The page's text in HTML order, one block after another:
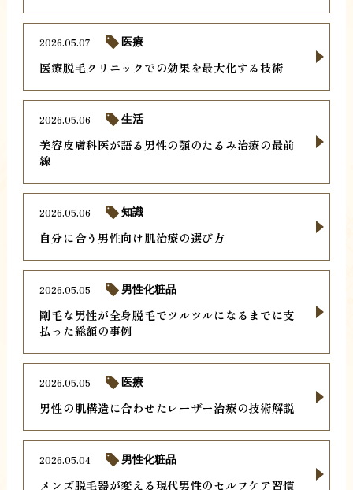
医療脱毛クリニックでの効果を最大化する技術
2026.05.07 医療
美容皮膚科医が語る男性の顎のたるみ治療の最前
線
2026.05.06 生活
自分に合う男性向け肌治療の選び方
2026.05.06 知識
剛毛な男性が全身脱毛でツルツルになるまでに支
払った総額の事例
2026.05.05 男性化粧品
男性の肌構造に合わせたレーザー治療の技術解説
2026.05.05 医療
メンズ脱毛器が変える現代男性のセルフケア習慣
2026.05.04 男性化粧品